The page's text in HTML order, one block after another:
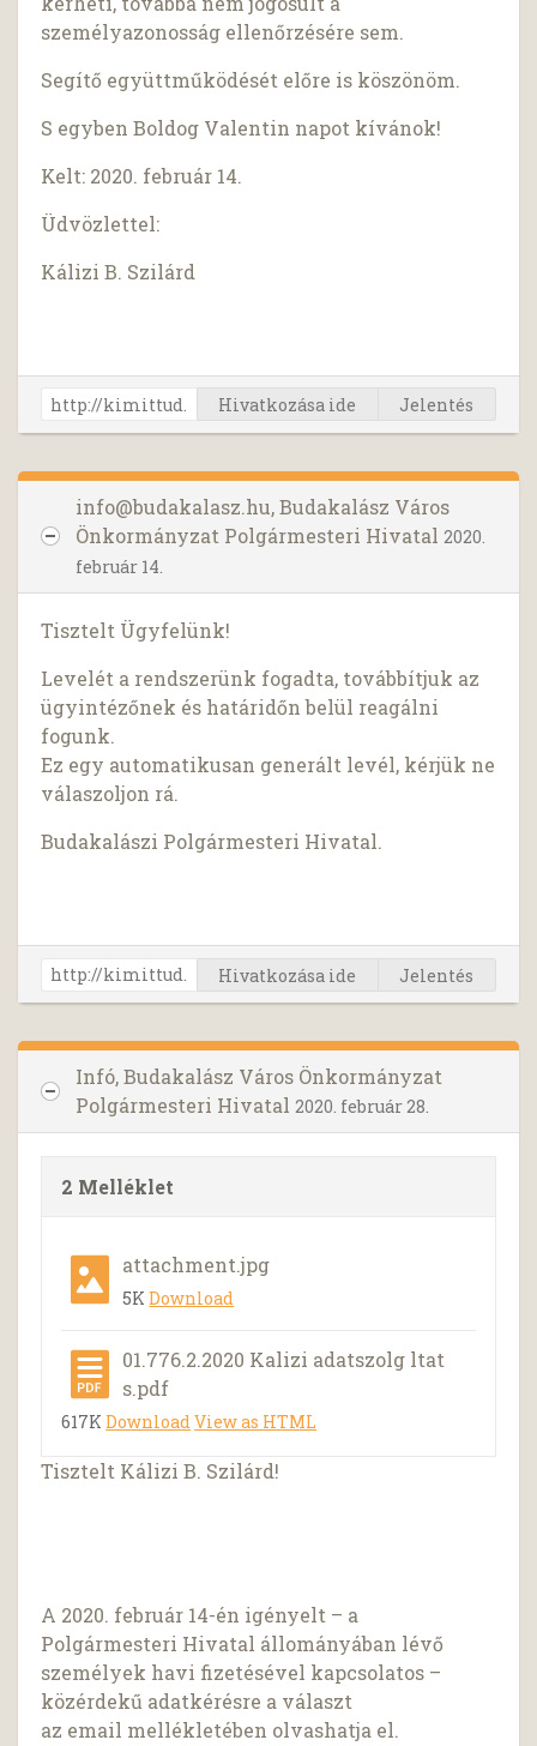
személyazonosság ellenőrzésére sem.
Segítő együttműködését előre is köszönöm.
S egyben Boldog Valentin napot kívánok!
Kelt: 2020. február 14.
Üdvözlettel:
Kálizi B. Szilárd
Hivatkozása ide Jelentés
info@budakalasz.hu, Budakalász Város
Önkormányzat Polgármesteri Hivatal 2020.
február 14.
Tisztelt Ügyfelünk!
Levelét a rendszerünk fogadta, továbbítjuk az
ügyintézőnek és határidőn belül reagálni
fogunk.
Ez egy automatikusan generált levél, kérjük ne
válaszoljon rá.
Budakalászi Polgármesteri Hivatal.
Hivatkozása ide Jelentés
Infó, Budakalász Város Önkormányzat
Polgármesteri Hivatal 2020. február 28.
2 Melléklet
attachment.jpg
5KDownload
01.776.2.2020 Kalizi adatszolg ltat
s.pdf
617KDownloadView as HTML
Tisztelt Kálizi B. Szilárd!
A 2020. február 14-én igényelt – a
Polgármesteri Hivatal állományában lévő
személyek havi fizetésével kapcsolatos –
közérdekű adatkérésre a választ
az email mellékletében olvashatja el.